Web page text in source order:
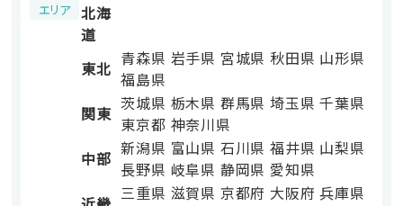
エリア
北海
道
東北 青森県 岩手県 宮城県 秋田県 山形県
福島県
関東 茨城県 栃木県 群馬県 埼玉県 千葉県
東京都 神奈川県
中部 新潟県 富山県 石川県 福井県 山梨県
長野県 岐阜県 静岡県 愛知県
三重県 滋賀県 京都府 大阪府 兵庫県